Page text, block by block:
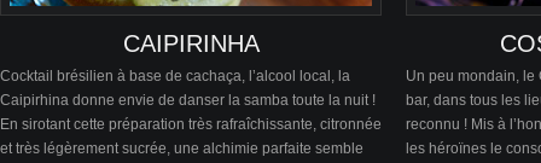
CAIPIRINHA
Cocktail brésilien à base de cachaça, l’alcool local, la
Caipirhina donne envie de danser la samba toute la nuit !
En sirotant cette préparation très rafraîchissante, citronnée
et très légèrement sucrée, une alchimie parfaite semble
Un peu mondain, le
bar, dans tous les
reconnu ! Mis à
les héroïnes le